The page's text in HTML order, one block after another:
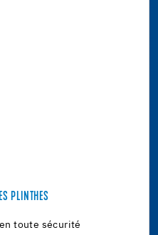
PLINTHES
toute sécurité